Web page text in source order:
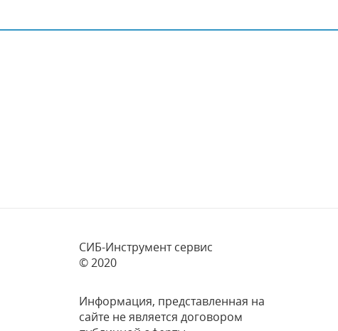
СИБ-Инструмент сервис
© 2020
Информация, представленная на
сайте не является договором